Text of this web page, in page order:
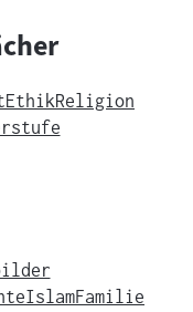
EthikReligion
IslamFamilie